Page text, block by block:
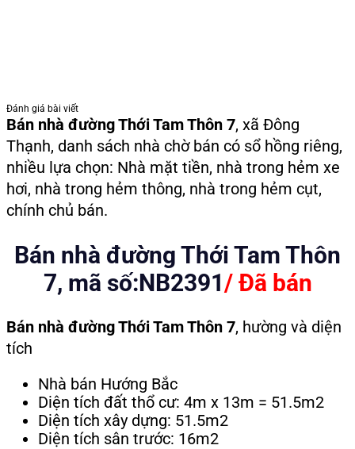
Đánh giá bài viết
Bán nhà đường Thới Tam Thôn 7, xã Đông
Thạnh, danh sách nhà chờ bán có sổ hồng riêng,
nhiều lựa chọn: Nhà mặt tiền, nhà trong hẻm xe
hơi, nhà trong hẻm thông, nhà trong hẻm cụt,
chính chủ bán.
Bán nhà đường Thới Tam Thôn
7, mã số:NB2391/ Đã bán
Bán nhà đường Thới Tam Thôn 7, hường và diện
tích
Nhà bán Hướng Bắc
Diện tích đất thổ cư: 4m x 13m = 51.5m2
Diện tích xây dựng: 51.5m2
Diện tích sân trước: 16m2